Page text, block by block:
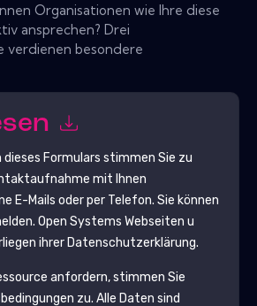
Organisationen wie Ihre diese
ansprechen? Drei
verdienen besondere
dieses Formulars stimmen Sie zu
mit Ihnen
E-Mails oder per Telefon. Sie können
Open Systems Webseiten u
ihrer Datenschutzerklärung.
anfordern, stimmen Sie
zu. Alle Daten sind